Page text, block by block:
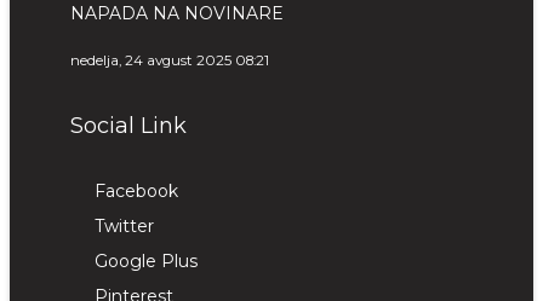
NAPADA NA NOVINARE
nedelja, 24 avgust 2025 08:21
Social Link
Facebook
Twitter
Google Plus
Pinterest